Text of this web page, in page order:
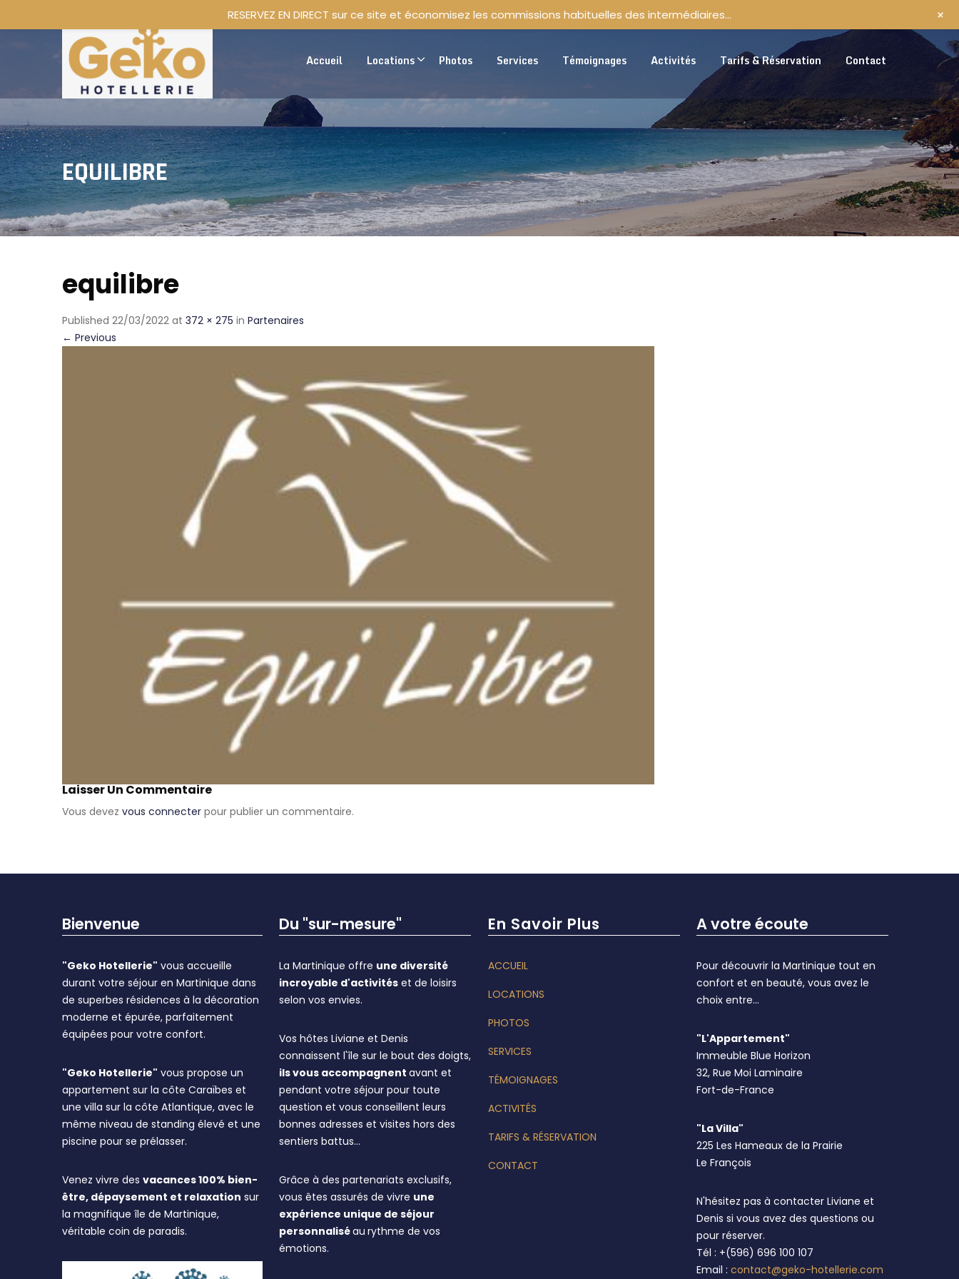
Accueil Locations Photos Services Témoignages Activités Tarifs & Réservation Contact
EQUILIBRE
equilibre
Published 22/03/2022 at 372 × 275 in Partenaires
← Previous
Laisser Un Commentaire
Vous devez vous connecter pour publier un commentaire.
Bienvenue
"Geko Hotellerie" vous accueille
durant votre séjour en Martinique dans
de superbes résidences à la décoration
moderne et épurée, parfaitement
équipées pour votre confort.
"Geko Hotellerie" vous propose un
appartement sur la côte Caraïbes et
une villa sur la côte Atlantique, avec le
même niveau de standing élevé et une
piscine pour se prélasser.
Venez vivre des vacances 100% bien-
être, dépaysement et relaxation sur
la magnifique île de Martinique,
véritable coin de paradis.
Du "sur-mesure"
La Martinique offre une diversité
incroyable d'activités et de loisirs
selon vos envies.
Vos hôtes Liviane et Denis
connaissent l'île sur le bout des doigts,
ils vous accompagnentavant et
pendant votre séjour pour toute
question et vous conseillent leurs
bonnes adresses et visites hors des
sentiers battus…
Grâce à des partenariats exclusifs,
vous êtes assurés de vivre une
expérience unique de séjour
personnaliséau rythme de vos
émotions.
En Savoir Plus
ACCUEIL
LOCATIONS
PHOTOS
SERVICES
TÉMOIGNAGES
ACTIVITÉS
TARIFS & RÉSERVATION
CONTACT
A votre écoute
Pour découvrir la Martinique tout en
confort et en beauté, vous avez le
choix entre...
"L'Appartement"
Immeuble Blue Horizon
32, Rue Moi Laminaire
Fort-de-France
"La Villa"
225 Les Hameaux de la Prairie
Le François
N'hésitez pas à contacter Liviane et
Denis si vous avez des questions ou
pour réserver.
Tél : +(596) 696 100 107
Email :contact@geko-hotellerie.com
RESERVEZ EN DIRECT sur ce site et économisez les commissions habituelles des intermédiaires… +